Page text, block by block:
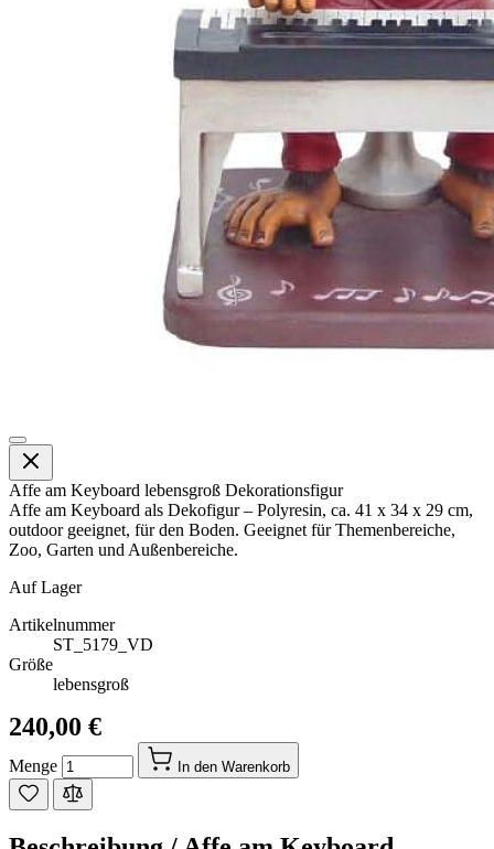
Affe am Keyboard lebensgroß Dekorationsfigur
Affe am Keyboard als Dekofigur – Polyresin, ca. 41 x 34 x 29 cm,
outdoor geeignet, für den Boden. Geeignet für Themenbereiche,
Zoo, Garten und Außenbereiche.
Auf Lager
Artikelnummer
ST_5179_VD
Größe
lebensgroß
240,00 €
Menge In den Warenkorb